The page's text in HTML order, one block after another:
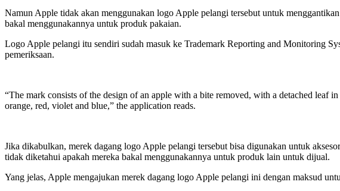
Namun Apple tidak akan menggunakan logo Apple pelangi tersebut untuk
bakal menggunakannya untuk produk pakaian.
Logo Apple pelangi itu sendiri sudah masuk ke Trademark Reporting and Monitoring
pemeriksaan.
“The mark consists of the design of an apple with a bite removed, with a detached
orange, red, violet and blue,” the application reads.
Jika dikabulkan, merek dagang logo Apple pelangi tersebut bisa digunakan untuk
tidak diketahui apakah mereka bakal menggunakannya untuk produk lain untuk dijual.
Yang jelas, Apple mengajukan merek dagang logo Apple pelangi ini dengan maksud